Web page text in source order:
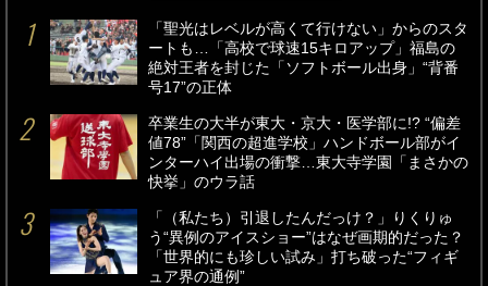
「聖光はレベルが高くて行けない」からのスタ
ートも…「高校で球速15キロアップ」福島の
絶対王者を封じた「ソフトボール出身」“背番
号17”の正体
卒業生の大半が東大・京大・医学部に!? “偏差
値78”「関西の超進学校」ハンドボール部がイ
ンターハイ出場の衝撃…東大寺学園「まさかの
快挙」のウラ話
「（私たち）引退したんだっけ？」りくりゅ
う“異例のアイスショー”はなぜ画期的だった？
「世界的にも珍しい試み」打ち破った“フィギ
ュア界の通例”